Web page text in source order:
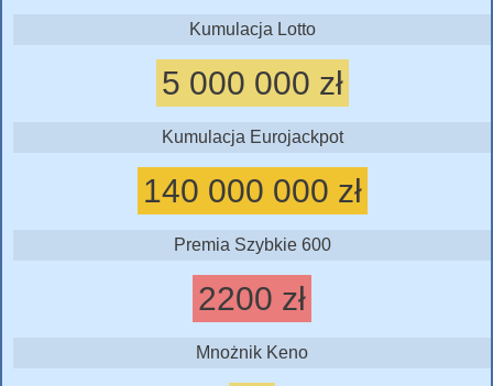
Kumulacja Lotto
5 000 000 zł
Kumulacja Eurojackpot
140 000 000 zł
Premia Szybkie 600
2200 zł
Mnożnik Keno